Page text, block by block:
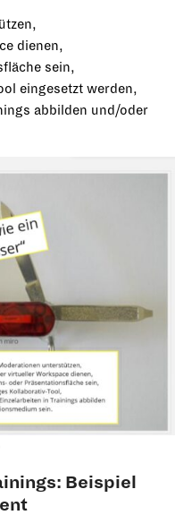
dienen,
sein,
eingesetzt werden,
abbilden und/oder
Beispiel